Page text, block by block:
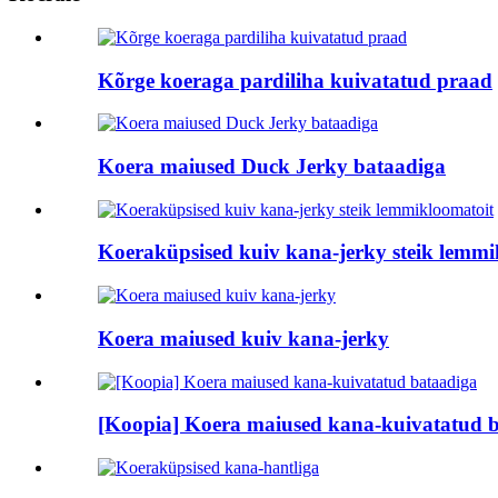
Kõrge koeraga pardiliha kuivatatud praad
Koera maiused Duck Jerky bataadiga
Koeraküpsised kuiv kana-jerky steik
Koera maiused kuiv kana-jerky
[Koopia] Koera maiused kana-kuivatatud